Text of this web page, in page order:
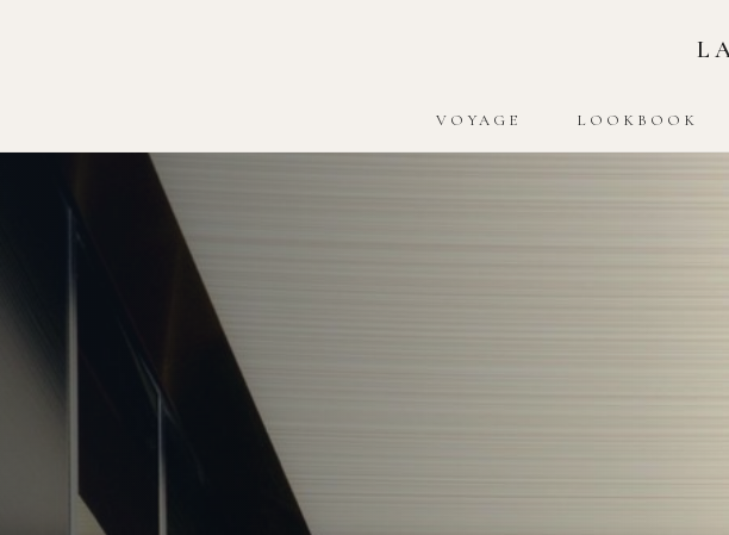
VOYAGE LOOKBOOK